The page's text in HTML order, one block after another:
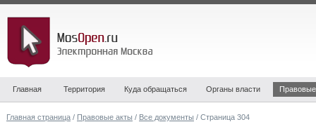
Главная Территория Куда обращаться Органы власти
Главная страница / Правовые акты / Все документы / Страница 304